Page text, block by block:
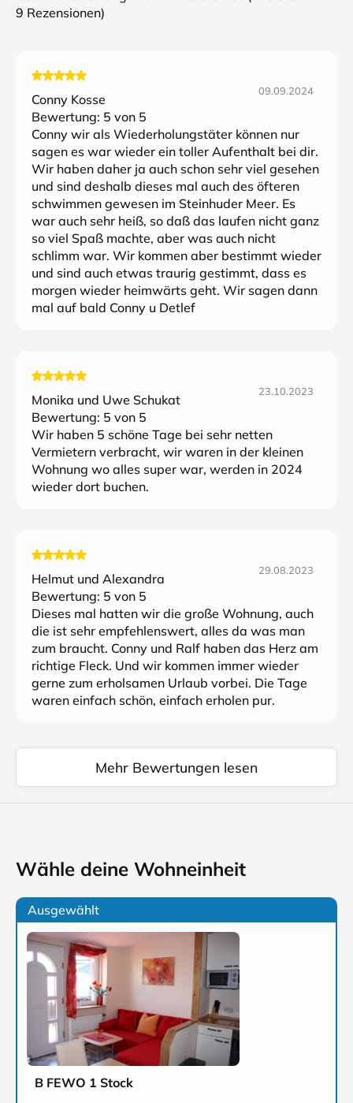
9 Rezensionen)
Conny Kosse
09.09.2024
Bewertung: 5 von 5
Conny wir als Wiederholungstäter können nur
sagen es war wieder ein toller Aufenthalt bei dir.
Wir haben daher ja auch schon sehr viel gesehen
und sind deshalb dieses mal auch des öfteren
schwimmen gewesen im Steinhuder Meer. Es
war auch sehr heiß, so daß das laufen nicht ganz
so viel Spaß machte, aber was auch nicht
schlimm war. Wir kommen aber bestimmt wieder
und sind auch etwas traurig gestimmt, dass es
morgen wieder heimwärts geht. Wir sagen dann
mal auf bald Conny u Detlef
Monika und Uwe Schukat
23.10.2023
Bewertung: 5 von 5
Wir haben 5 schöne Tage bei sehr netten
Vermietern verbracht, wir waren in der kleinen
Wohnung wo alles super war, werden in 2024
wieder dort buchen.
Helmut und Alexandra
29.08.2023
Bewertung: 5 von 5
Dieses mal hatten wir die große Wohnung, auch
die ist sehr empfehlenswert, alles da was man
zum braucht. Conny und Ralf haben das Herz am
richtige Fleck. Und wir kommen immer wieder
gerne zum erholsamen Urlaub vorbei. Die Tage
waren einfach schön, einfach erholen pur.
Mehr Bewertungen lesen
Wähle deine Wohneinheit
Ausgewählt
B FEWO 1 Stock